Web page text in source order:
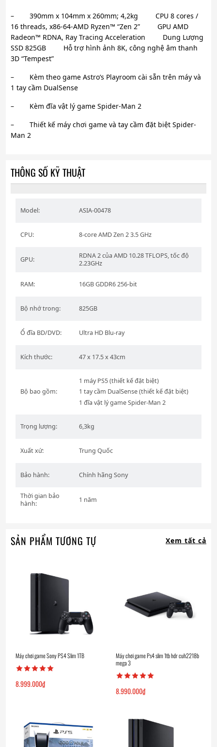
– 390mm x 104mm x 260mm; 4,2kg CPU 8 cores /
16 threads, x86-64-AMD Ryzen™ “Zen 2” GPU AMD
Radeon™ RDNA, Ray Tracing Acceleration Dung Lượng
SSD 825GB Hỗ trợ hình ảnh 8K, công nghệ âm thanh
3D “Tempest”
– Kèm theo game Astro’s Playroom cài sẵn trên máy và
1 tay cầm DualSense
– Kèm đĩa vật lý game Spider-Man 2
– Thiết kế máy chơi game và tay cầm đặt biệt Spider-
Man 2
THÔNG SỐ KỸ THUẬT
Model: ASIA-00478
CPU: 8-core AMD Zen 2 3.5 GHz
GPU:
RDNA 2 của AMD 10.28 TFLOPS, tốc độ
2.23GHz
RAM: 16GB GDDR6 256-bit
Bộ nhớ trong: 825GB
Ổ đĩa BD/DVD: Ultra HD Blu-ray
Kích thước: 47 x 17.5 x 43cm
Bộ bao gồm:
1 máy PS5 (thiết kế đặt biệt)
1 tay cầm DualSense (thiết kế đặt biệt)
1 đĩa vật lý game Spider-Man 2
Trọng lượng: 6,3kg
Xuất xứ: Trung Quốc
Bảo hành: Chính hãng Sony
Thời gian bảo
hành:
1 năm
SẢN PHẨM TƯƠNG TỰ Xem tất cả
Máy chơi game Sony PS4 Slim 1TB
8.999.000₫
Máy chơi game Ps4 slim 1tb hdr cuh2218b
mega 3
8.990.000₫